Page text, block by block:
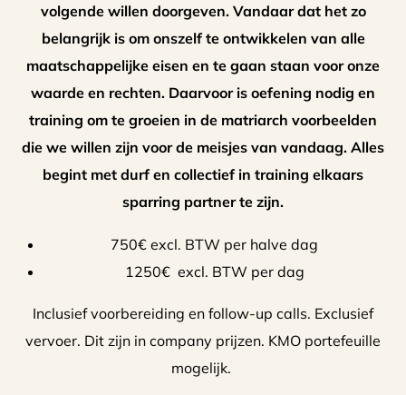
volgende willen doorgeven. Vandaar dat het zo
belangrijk is om onszelf te ontwikkelen van alle
maatschappelijke eisen en te gaan staan voor onze
waarde en rechten. Daarvoor is oefening nodig en
training om te groeien in de matriarch voorbeelden
die we willen zijn voor de meisjes van vandaag. Alles
begint met durf en collectief in training elkaars
sparring partner te zijn.
750€ excl. BTW per halve dag
1250€ excl. BTW per dag
Inclusief voorbereiding en follow-up calls. Exclusief
vervoer. Dit zijn in company prijzen. KMO portefeuille
mogelijk.